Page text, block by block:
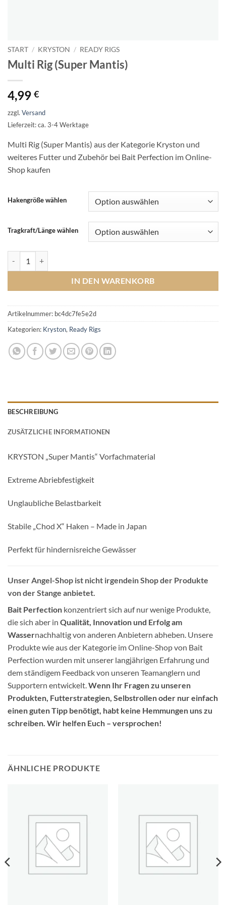
START / KRYSTON / READY RIGS
Multi Rig (Super Mantis)
4,99 €
zzgl. Versand
Lieferzeit: ca. 3-4 Werktage
Multi Rig (Super Mantis) aus der Kategorie Kryston und
weiteres Futter und Zubehör bei Bait Perfection im Online-
Shop kaufen
Hakengröße wählen
Tragkraft/Länge wählen
IN DEN WARENKORB
Artikelnummer: bc4dc7fe5e2d
Kategorien: Kryston, Ready Rigs
BESCHREIBUNG
ZUSÄTZLICHE INFORMATIONEN
KRYSTON „Super Mantis“ Vorfachmaterial
Extreme Abriebfestigkeit
Unglaubliche Belastbarkeit
Stabile „Chod X“ Haken – Made in Japan
Perfekt für hindernisreiche Gewässer
Unser Angel-Shop ist nicht irgendein Shop der Produkte
von der Stange anbietet.
Bait Perfection konzentriert sich auf nur wenige Produkte,
die sich aber in Qualität, Innovation und Erfolg am
Wassernachhaltig von anderen Anbietern abheben. Unsere
Produkte wie aus der Kategorie im Online-Shop von Bait
Perfection wurden mit unserer langjährigen Erfahrung und
dem ständigem Feedback von unseren Teamanglern und
Supportern entwickelt.Wenn Ihr Fragen zu unseren
Produkten, Futterstrategien, Selbstrollen oder nur einfach
einen guten Tipp benötigt, habt keine Hemmungen uns zu
schreiben. Wir helfen Euch – versprochen!
ÄHNLICHE PRODUKTE